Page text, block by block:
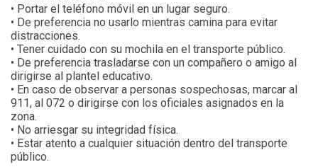
• Portar el teléfono móvil en un lugar seguro.
• De preferencia no usarlo mientras camina para evitar
distracciones.
• Tener cuidado con su mochila en el transporte público.
• De preferencia trasladarse con un compañero o amigo al
dirigirse al plantel educativo.
• En caso de observar a personas sospechosas, marcar al
911, al 072 o dirigirse con los oficiales asignados en la
zona.
• No arriesgar su integridad física.
• Estar atento a cualquier situación dentro del transporte
público.